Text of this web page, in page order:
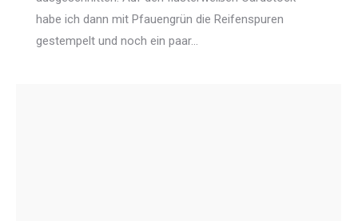
habe ich dann mit Pfauengrün die Reifenspuren
gestempelt und noch ein paar…